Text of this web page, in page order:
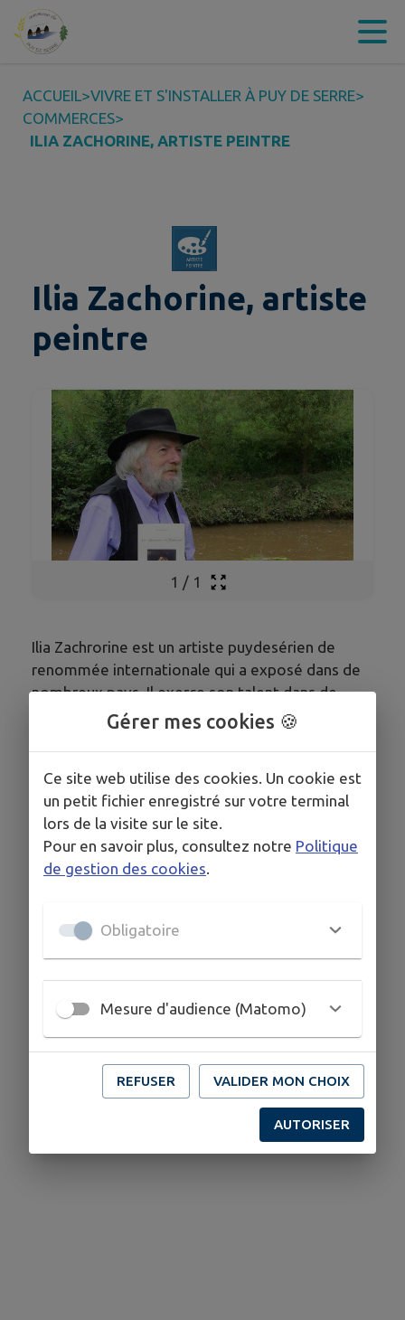
Contenu
ACCUEIL>VIVRE ET S'INSTALLER À PUY DE SERRE>
COMMERCES>
ILIA ZACHORINE, ARTISTE PEINTRE
Ilia Zachorine, artiste
peintre
1 / 1
Ilia Zachrorine est un artiste puydesérien de
renommée internationale qui a exposé dans de
nombreux pays. Il exerce son talent dans de
nombreux domaines : peinture, musique,
COORDONNÉES
Fleuriau, 85240 Puy de serre
0251004480
Gérer mes cookies 🍪
Ce site web utilise des cookies. Un cookie est
un petit fichier enregistré sur votre terminal
lors de la visite sur le site.
Pour en savoir plus, consultez notre Politique
de gestion des cookies
Obligatoire
Mesure d'audience (Matomo)
REFUSER VALIDER MON CHOIX
AUTORISER